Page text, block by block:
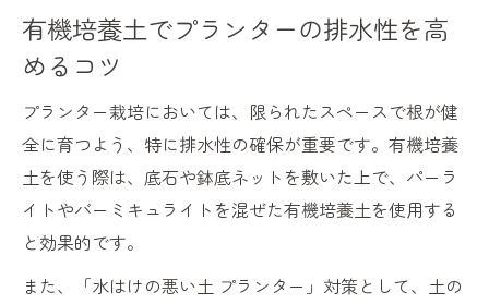
有機培養土でプランターの排水性を高
めるコツ
プランター栽培においては、限られたスペースで根が健
全に育つよう、特に排水性の確保が重要です。有機培養
土を使う際は、底石や鉢底ネットを敷いた上で、パーラ
イトやバーミキュライトを混ぜた有機培養土を使用する
と効果的です。
また、「水はけの悪い土 プランター」対策として、土の